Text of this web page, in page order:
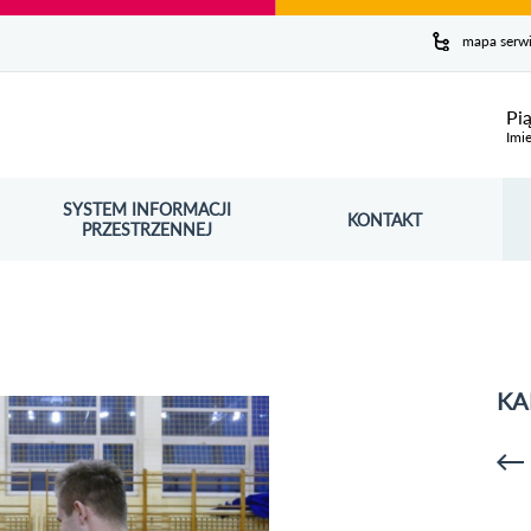
mapa
SYSTEM INFORMACJI
PRZESTRZENNEJ
OTWORZY SIĘ W NOWYM OKNIE KONTAKT